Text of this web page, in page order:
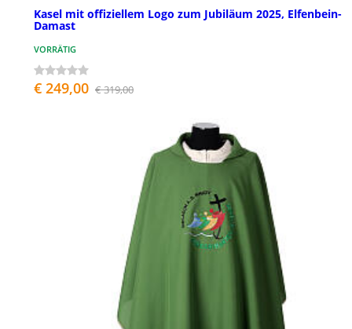
Kasel mit offiziellem Logo zum Jubiläum 2025, Elfenbein-
Damast
VORRÄTIG
€ 249,00 € 319,00